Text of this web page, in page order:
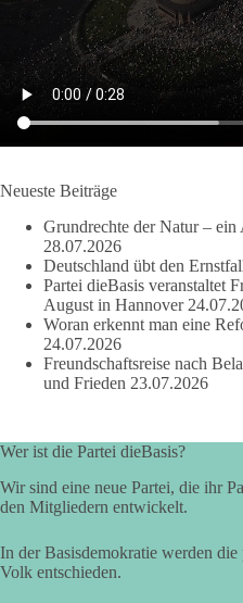
#dieBasis #Migration #Europa
#Frieden #Subsidiarität
DieBasis
❌ Kleine Parteien ausgesperrt:
🗳 Bei der Bundestagswahl 2025
gültige Zweitstimmen bei der
siebte.
unterstützt drei Prozent, die Union
✅ dieBasis NRW steht für gleiche
Schwarmintelligenz und einen
dürfen etablierte Macht nicht
🟩🟩🟦🟦🟥🟥🟧🟧
Neueste Beiträge
Grundrechte der Natur –
28.07.2026
Deutschland übt den
Partei dieBasis veranstaltet
August in Hannover
Woran erkennt man eine
24.07.2026
Freundschaftsreise nach
und Frieden 23.07.2026
Wer ist die Partei dieBasis?
Wir sind eine neue Partei, die ihr
den Mitgliedern entwickelt.
In der Basisdemokratie werden
Volk entschieden.